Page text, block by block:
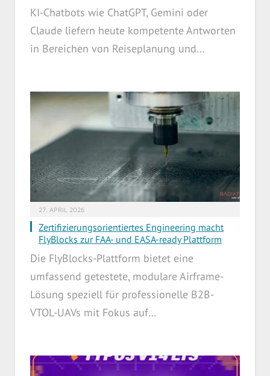
KI-Chatbots wie ChatGPT, Gemini oder
Claude liefern heute kompetente Antworten
in Bereichen von Reiseplanung und…
27. APRIL 2026
Zertifizierungsorientiertes Engineering macht
FlyBlocks zur FAA- und EASA-ready Plattform
Die FlyBlocks-Plattform bietet eine
umfassend getestete, modulare Airframe-
Lösung speziell für professionelle B2B-
VTOL-UAVs mit Fokus auf…